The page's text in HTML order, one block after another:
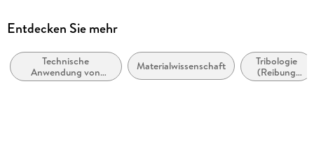
Herausgegeben von
Verlag/Hersteller
Springer International Publishing
Entdecken Sie mehr
Technische
Anwendung von
Oberflächenbeschichtungen
Materialwissenschaft
Tribologie
(Reibung
und